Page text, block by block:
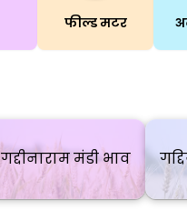
फील्ड मटर
गद्दीनाराम मंडी भाव